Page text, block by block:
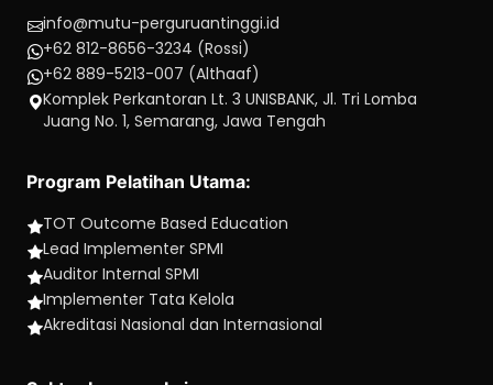
info@mutu-perguruantinggi.id
+62 812-8656-3234 (Rossi)
+62 889-5213-007 (Althaaf)
Komplek Perkantoran Lt. 3 UNISBANK, Jl. Tri Lomba
Juang No. 1, Semarang, Jawa Tengah
Program Pelatihan Utama:
TOT Outcome Based Education
Lead Implementer SPMI
Auditor Internal SPMI
Implementer Tata Kelola
Akreditasi Nasional dan Internasional